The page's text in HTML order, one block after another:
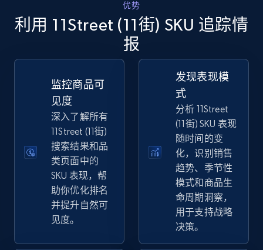
URL, Product id, Title, Seller name, Seller rating,
Seller reviews, Breadcrumbs, Root category, and
more.
2.5K+ 359+ 立即开始
eBay - Gather data on products using
specified keywords
URL, Product id, Title, Seller name, Seller rating,
Seller reviews, Breadcrumbs, Root category, and
优势
利用 11Street (11街) SKU 追踪情
报
监控商品可
见度
深入了解所有
11Street (11街)
搜索结果和品
类页面中的
SKU 表现，帮
助你优化排名
并提升自然可
见度。
发现表现模
式
分析 11Street
(11街) SKU 表现
随时间的变
化，识别销售
趋势、季节性
模式和商品生
命周期洞察，
用于支持战略
决策。